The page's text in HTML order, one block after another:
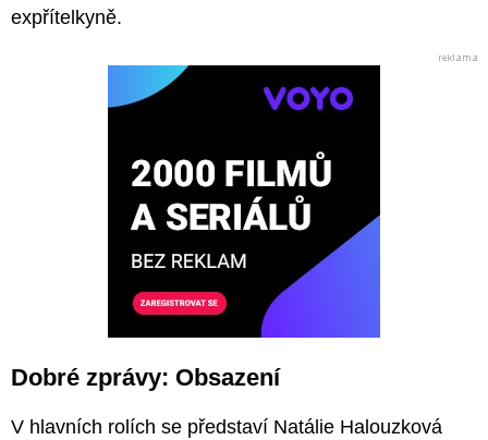
expřítelkyně.
Dobré zprávy: Obsazení
V hlavních rolích se představí Natálie Halouzková